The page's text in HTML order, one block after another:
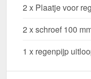
Waarom Stalen
m?
Hoogwaardig
2 x Plaatje voor
2 x schroef 100
1 x regenpijp